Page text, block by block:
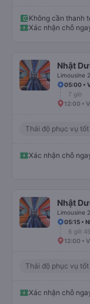
Không cần thanh
Xác nhận chỗ
Nhật
05:00 •
7 giờ
12:00 •
Thái độ phục vụ tốt
Xác nhận chỗ
Nhật
05:15 •
6 giờ
12:00 •
Thái độ phục vụ tốt
Xác nhận chỗ